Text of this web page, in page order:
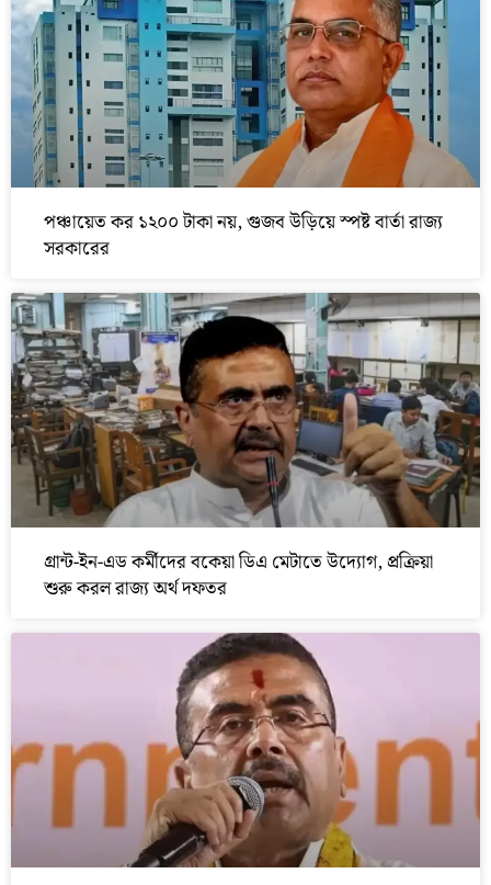
পঞ্চায়েত কর ১২০০ টাকা নয়, গুজব উড়িয়ে স্পষ্ট বার্তা রাজ্য
সরকারের
গ্রান্ট-ইন-এড কর্মীদের বকেয়া ডিএ মেটাতে উদ্যোগ, প্রক্রিয়া
শুরু করল রাজ্য অর্থ দফতর